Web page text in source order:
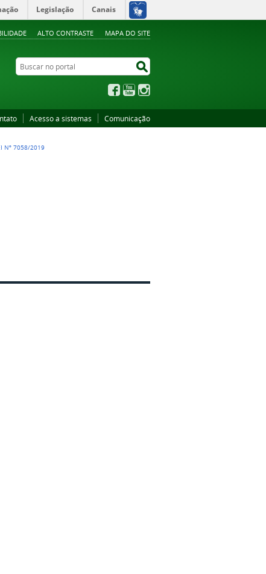
ALTO CONTRASTE MAPA DO SITE
Legislação Canais
Buscar no portal
FacebookYouTube
Acesso a sistemas Comunicação
Nº 7058/2019